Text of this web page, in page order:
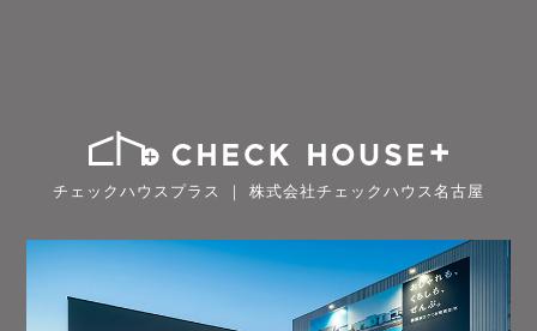
チェックハウスプラス ｜ 株式会社チェックハウス名古屋